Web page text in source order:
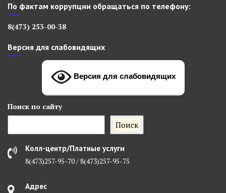
По фактам коррупции обращаться по телефону:
8(473) 253-00-38
Версия для слабовидящих
Версия для слабовидящих
Поиск по сайту
Поиск
Колл-центр/Платные услуги
8(473)257-95-70 / 8(473)257-95-75
Адрес